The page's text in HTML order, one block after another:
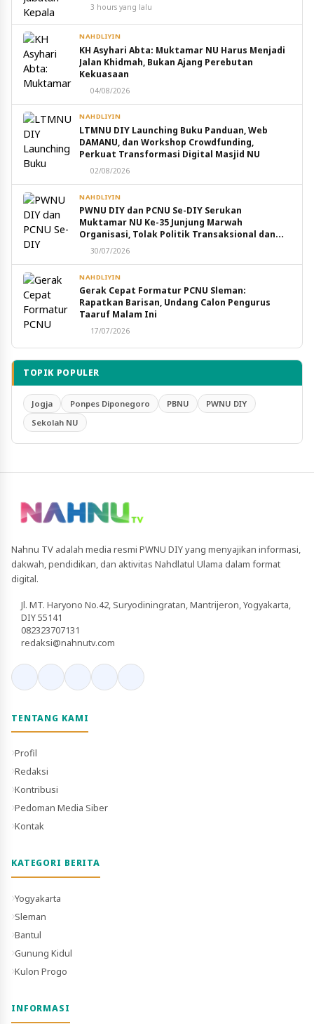
3 hours yang lalu
NAHDLIYIN
KH Asyhari Abta: Muktamar NU Harus Menjadi
Jalan Khidmah, Bukan Ajang Perebutan
Kekuasaan
04/08/2026
NAHDLIYIN
LTMNU DIY Launching Buku Panduan, Web
DAMANU, dan Workshop Crowdfunding,
Perkuat Transformasi Digital Masjid NU
02/08/2026
NAHDLIYIN
PWNU DIY dan PCNU Se-DIY Serukan
Muktamar NU Ke-35 Junjung Marwah
Organisasi, Tolak Politik Transaksional dan
Intervensi Eksternal
30/07/2026
NAHDLIYIN
Gerak Cepat Formatur PCNU Sleman:
Rapatkan Barisan, Undang Calon Pengurus
Taaruf Malam Ini
17/07/2026
TOPIK POPULER
Jogja Ponpes Diponegoro PBNU
PWNU DIY
Sekolah NU
Nahnu TV adalah media resmi PWNU DIY yang menyajikan informasi,
dakwah, pendidikan, dan aktivitas Nahdlatul Ulama dalam format
digital.
Jl. MT. Haryono No.42, Suryodiningratan, Mantrijeron, Yogyakarta,
DIY 55141
082323707131
redaksi@nahnutv.com
TENTANG KAMI
Profil
Redaksi
Kontribusi
Pedoman Media Siber
Kontak
KATEGORI BERITA
Yogyakarta
Sleman
Bantul
Gunung Kidul
Kulon Progo
INFORMASI